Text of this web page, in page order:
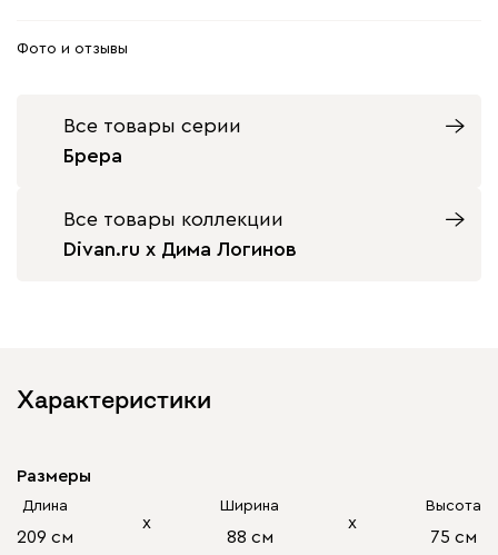
Фото и отзывы
Все товары серии
Брера
Все товары коллекции
Divan.ru x Дима Логинов
Характеристики
Размеры
Длина
209 см
х
Ширина
88 см
х
Высота
75 см